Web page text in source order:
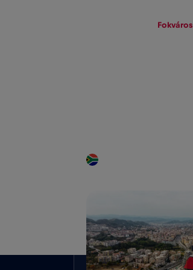
Fokváros